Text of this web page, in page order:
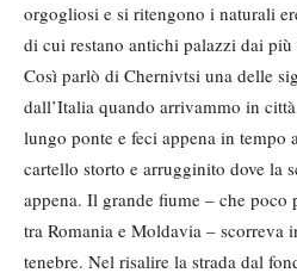
orgogliosi e si ritengono i naturali
di cui restano antichi palazzi dai
Così parlò di Chernivtsi una delle
dall’Italia quando arrivammo in
lungo ponte e feci appena in tempo
cartello storto e arrugginito dove la
appena. Il grande fiume – che
tra Romania e Moldavia – scorreva
tenebre. Nel risalire la strada dal